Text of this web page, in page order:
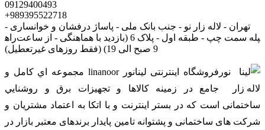
09129400493
+989395522718
تهران - لاله زار نو - جنب بانک ملی - پاساژ درفشان و خوانساری -
راه‎پله سمت چپ - طبقه اول - پلاک 6 (بازدید با هماهنگی - از ساعت
9 صبح الی 19) (فقط روزهای غیرتعطیل)
فروشگاه اینترنتی لینانور linanoor مجموعه اي کامل و
جامع در زمينه کالاها و تجهيزات برق و روشنايي
ساختمانی است که در بستر اينترنت و با اتکا به اعتماد مشتریان و
شرکت های ساختمانی و پشتوانه تامین پایدار برندهای معتبر بازار در